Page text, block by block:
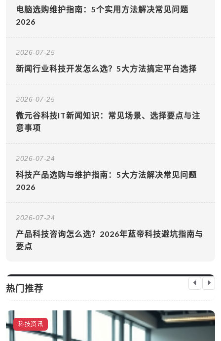
电脑选购维护指南：5个实用方法解决常见问题
2026
2026-07-25
新闻行业科技开发怎么选？5大方法搞定平台选择
2026-07-25
微元谷科技IT新闻知识：常见场景、选择要点与注
意事项
2026-07-24
科技产品选购与维护指南：5大方法解决常见问题
2026
2026-07-24
产品科技咨询怎么选？2026年蓝帝科技避坑指南与
要点
热门推荐
科技资讯